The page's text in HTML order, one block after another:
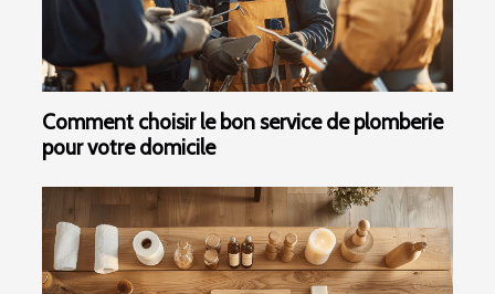
Comment choisir le bon service de plomberie
pour votre domicile